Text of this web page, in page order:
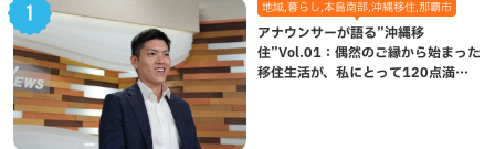
地域,暮らし,本島南部,沖縄移住,那覇市
アナウンサーが語る”沖縄移
住”Vol.01：偶然のご縁から始まった
移住生活が、私にとって120点満点